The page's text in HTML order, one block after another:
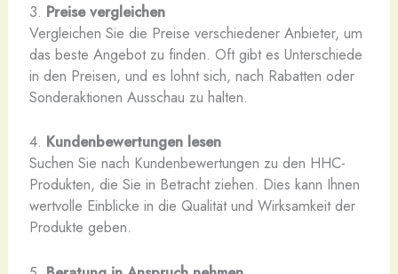
3. Preise vergleichen
Vergleichen Sie die Preise verschiedener Anbieter, um
das beste Angebot zu finden. Oft gibt es Unterschiede
in den Preisen, und es lohnt sich, nach Rabatten oder
Sonderaktionen Ausschau zu halten.
4. Kundenbewertungen lesen
Suchen Sie nach Kundenbewertungen zu den HHC-
Produkten, die Sie in Betracht ziehen. Dies kann Ihnen
wertvolle Einblicke in die Qualität und Wirksamkeit der
Produkte geben.